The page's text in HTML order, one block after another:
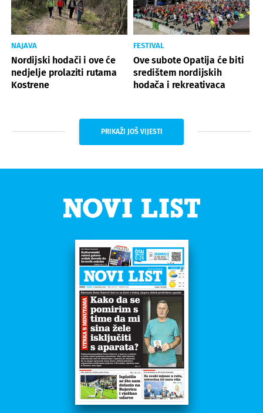
NAJAVA
Nordijski hodači i ove će
nedjelje prolaziti rutama
Kostrene
FESTIVAL
Ove subote Opatija će biti
središtem nordijskih
hodača i rekreativaca
PRIKAŽI JOŠ VIJESTI